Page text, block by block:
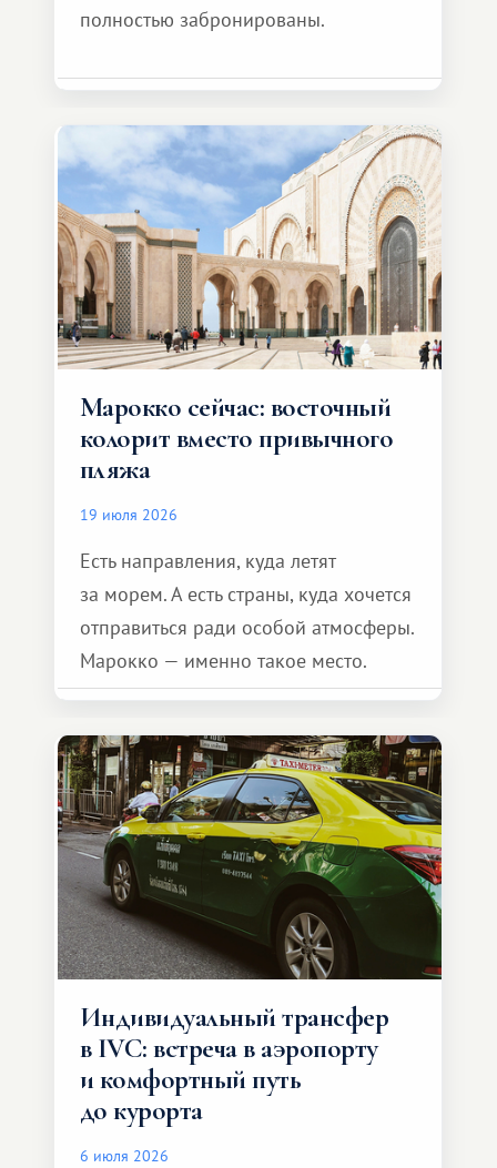
полностью забронированы.
Марокко сейчас: восточный
колорит вместо привычного
пляжа
19 июля 2026
Есть направления, куда летят
за морем. А есть страны, куда хочется
отправиться ради особой атмосферы.
Марокко — именно такое место.
Индивидуальный трансфер
в IVC: встреча в аэропорту
и комфортный путь
до курорта
6 июля 2026